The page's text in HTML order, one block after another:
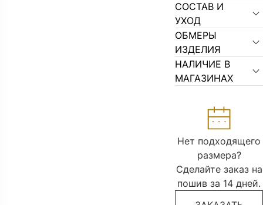
СОСТАВ И
УХОД
ОБМЕРЫ
ИЗДЕЛИЯ
НАЛИЧИЕ В
МАГАЗИНАХ
Нет подходящего
размера?
Сделайте заказ на
пошив за 14 дней.